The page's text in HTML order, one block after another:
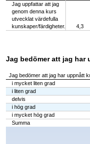
Jag uppfattar att jag
genom denna kurs
utvecklat värdefulla
kunskaper/färdigheter.
4,3
Jag bedömer att jag har
Jag bedömer att jag har uppnått
i mycket liten grad
i liten grad
delvis
i hög grad
i mycket hög grad
Summa
Chart